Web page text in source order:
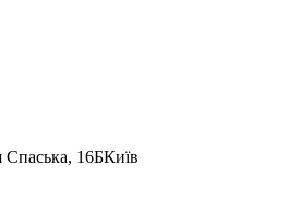
Спаська, 16БКиїв